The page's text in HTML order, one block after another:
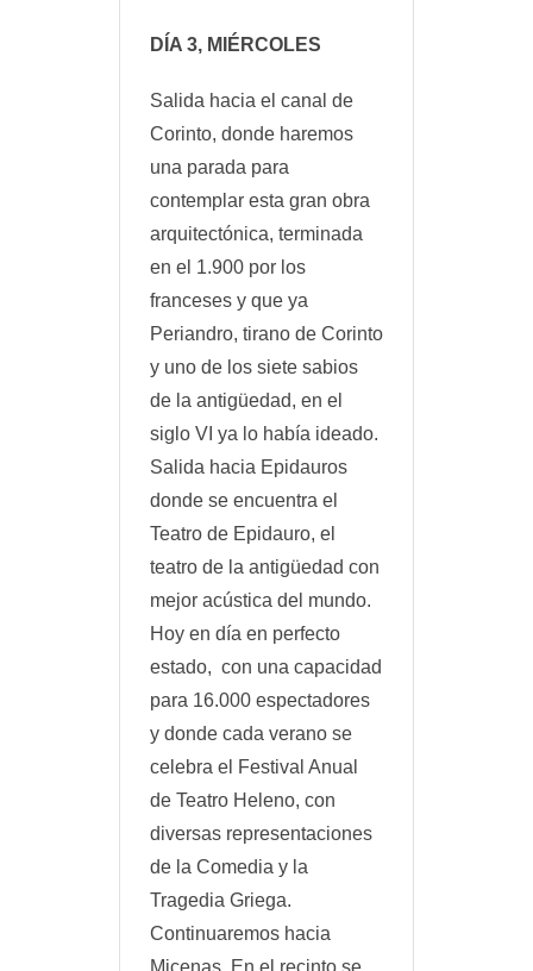
DÍA 3, MIÉRCOLES
Salida hacia el canal de
Corinto, donde haremos
una parada para
contemplar esta gran obra
arquitectónica, terminada
en el 1.900 por los
franceses y que ya
Periandro, tirano de Corinto
y uno de los siete sabios
de la antigüedad, en el
siglo VI ya lo había ideado.
Salida hacia Epidauros
donde se encuentra el
Teatro de Epidauro, el
teatro de la antigüedad con
mejor acústica del mundo.
Hoy en día en perfecto
estado, con una capacidad
para 16.000 espectadores
y donde cada verano se
celebra el Festival Anual
de Teatro Heleno, con
diversas representaciones
de la Comedia y la
Tragedia Griega.
Continuaremos hacia
Micenas. En el recinto se